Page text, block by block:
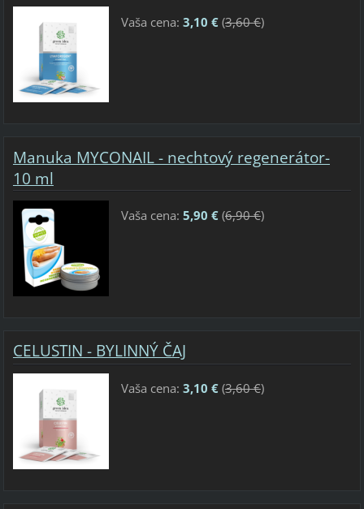
Vaša cena: 3,10 €(3,60 €)
Manuka MYCONAIL - nechtový regenerátor-
10 ml
Vaša cena: 5,90 €(6,90 €)
CELUSTIN - BYLINNÝ ČAJ
Vaša cena: 3,10 €(3,60 €)